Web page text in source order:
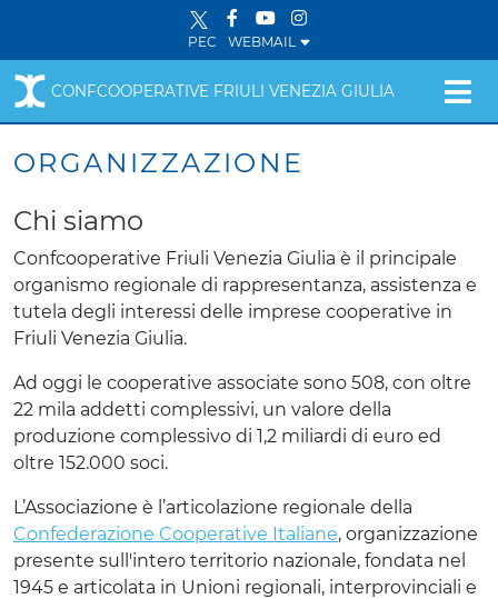
PEC WEBMAIL
CONFCOOPERATIVE FRIULI VENEZIA GIULIA
ORGANIZZAZIONE
Chi siamo
Confcooperative Friuli Venezia Giulia è il principale
organismo regionale di rappresentanza, assistenza e
tutela degli interessi delle imprese cooperative in
Friuli Venezia Giulia.
Ad oggi le cooperative associate sono 508, con oltre
22 mila addetti complessivi, un valore della
produzione complessivo di 1,2 miliardi di euro ed
oltre 152.000 soci.
L’Associazione è l’articolazione regionale della
Confederazione Cooperative Italiane, organizzazione
presente sull'intero territorio nazionale, fondata nel
1945 e articolata in Unioni regionali, interprovinciali e